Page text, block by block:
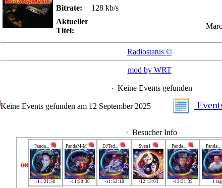
Bitrate:
128 kb/s
Aktueller
Titel:
Marc
Radiostatus ©
mod by WRT
· Keine Events gefunden
Keine Events gefunden am 12 September 2025
· Besucher Info
Panda...
-11:21:50
PandaM-M
-11:50:30
DJTed...
-11:52:18
Sven1
-12:13:03
Panda...
-13:31:35
Panda...
1 tag